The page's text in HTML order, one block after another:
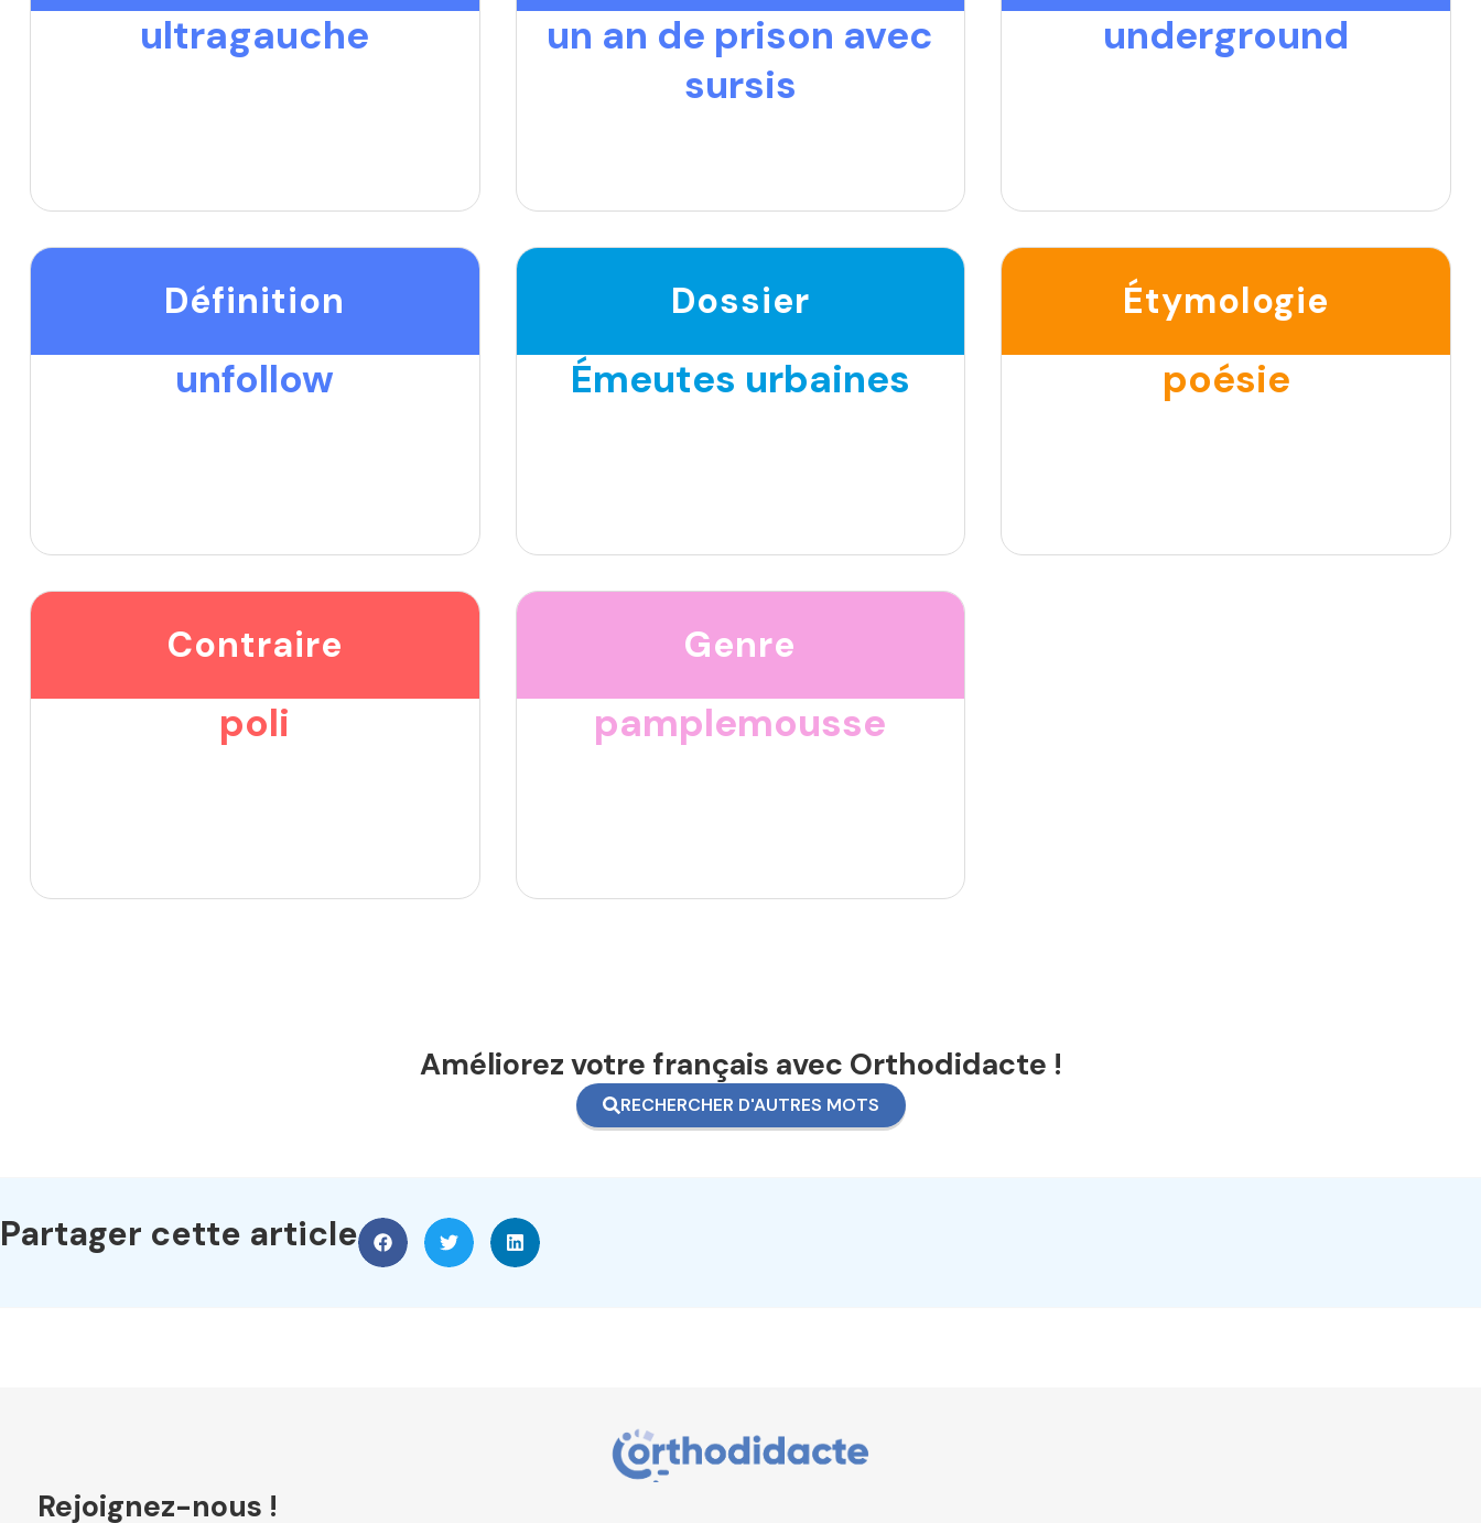
ultragauche
un an de prison avec
sursis
underground
Définition
unfollow
Dossier
Émeutes urbaines
Étymologie
poésie
Contraire
poli
Genre
pamplemousse
Améliorez votre français avec Orthodidacte !
RECHERCHER D'AUTRES MOTS
Partager cette article
Rejoignez-nous !